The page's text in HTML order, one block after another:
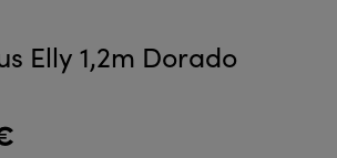
Elly 1,2m Dorado